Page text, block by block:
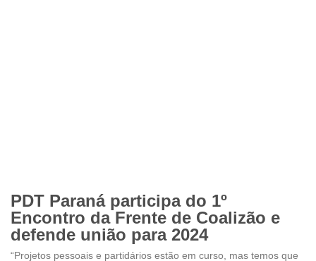
PDT Paraná participa do 1º
Encontro da Frente de Coalizão e
defende união para 2024
“Projetos pessoais e partidários estão em curso, mas temos que